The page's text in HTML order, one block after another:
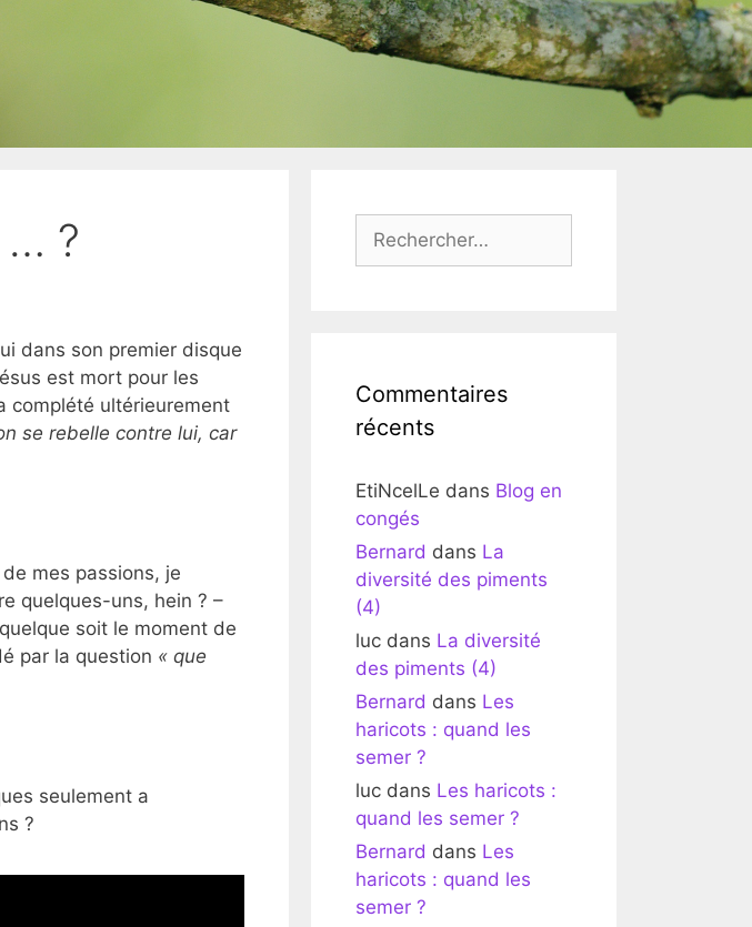
… ?
dans son premier disque
est mort pour les
complété ultérieurement
se rebelle contre lui, car
mes passions, je
quelques-uns, hein ? –
soit le moment de
par la question « que
seulement a
?
Commentaires
récents
EtiNcelLe dans Blog en
congés
Bernard dans La
diversité des piments
(4)
luc dans La diversité
des piments (4)
Bernard dans Les
haricots : quand les
semer ?
luc dans Les haricots :
quand les semer ?
Bernard dans Les
haricots : quand les
semer ?